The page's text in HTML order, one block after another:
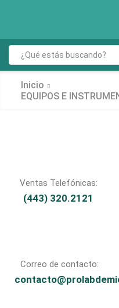
Inicio
EQUIPOS E
Ventas Telefónicas:
(443) 320.2121
Correo de contacto: